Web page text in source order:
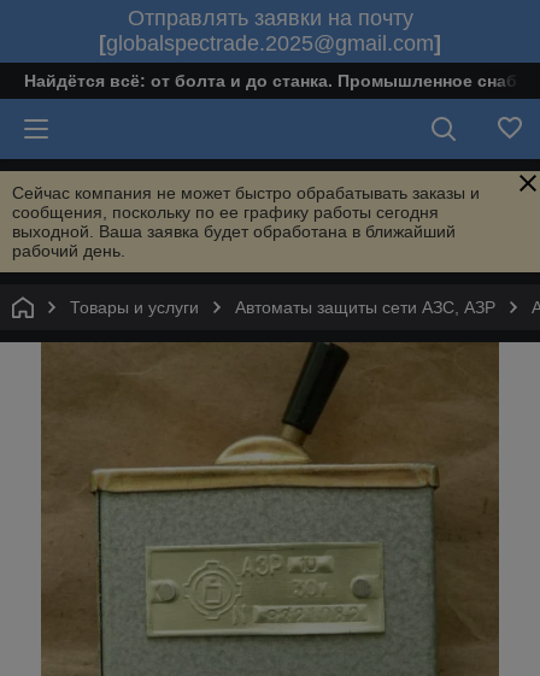
Отправлять заявки на почту
[globalspectrade.2025@gmail.com]
Найдётся всё: от болта и до станка. Промышленное
Сейчас компания не может быстро обрабатывать заказы и
сообщения, поскольку по ее графику работы сегодня
выходной. Ваша заявка будет обработана в ближайший
рабочий день.
Товары и услуги Автоматы защиты сети АЗС, АЗР